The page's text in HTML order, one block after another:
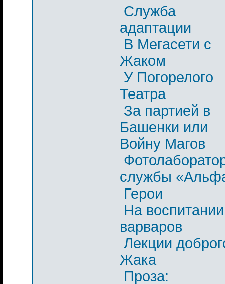
Служба
адаптации
В Мегасети с
Жаком
У Погорелого
Театра
За партией в
Башенки или
Войну Магов
службы
Герои
На
варваров
Лекции
Жака
Проза: